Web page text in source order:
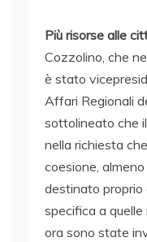
Più risorse alle
Cozzolino, che
è stato
Affari Regionali
sottolineato che
nella richiesta
coesione,
destinato
specifica a
ora sono state